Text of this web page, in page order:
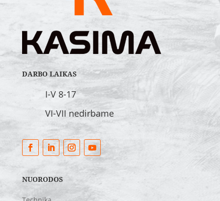
DARBO LAIKAS
I-V 8-17
VI-VII nedirbame
NUORODOS